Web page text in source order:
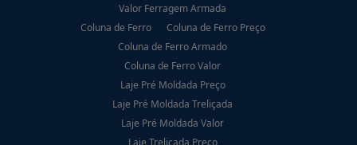
Valor Ferragem Armada
Coluna de Ferro
Coluna de Ferro Preço
Coluna de Ferro Armado
Coluna de Ferro Valor
Laje Pré Moldada Preço
Laje Pré Moldada Treliçada
Laje Pré Moldada Valor
Laje Treliçada Preço